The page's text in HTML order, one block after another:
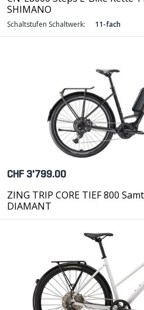
SHIMANO
Schaltstufen Schaltwerk: 11-fach
CHF 3'799.00
ZING TRIP CORE TIEF 800
DIAMANT